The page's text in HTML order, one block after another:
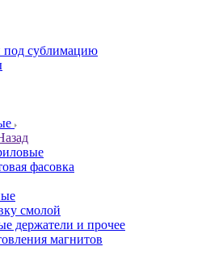
сублимацию
фасовка
смолой
держатели и прочее
магнитов